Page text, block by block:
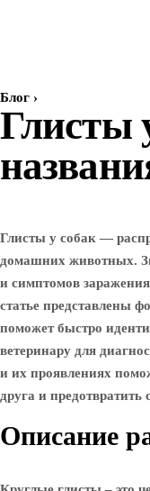
Блог ›
Глисты
Глисты у собак —
домашних животных.
и симптомов
статье представлены
поможет быстро
ветеринару для
и их проявлениях
друга и предотвратить
Описание